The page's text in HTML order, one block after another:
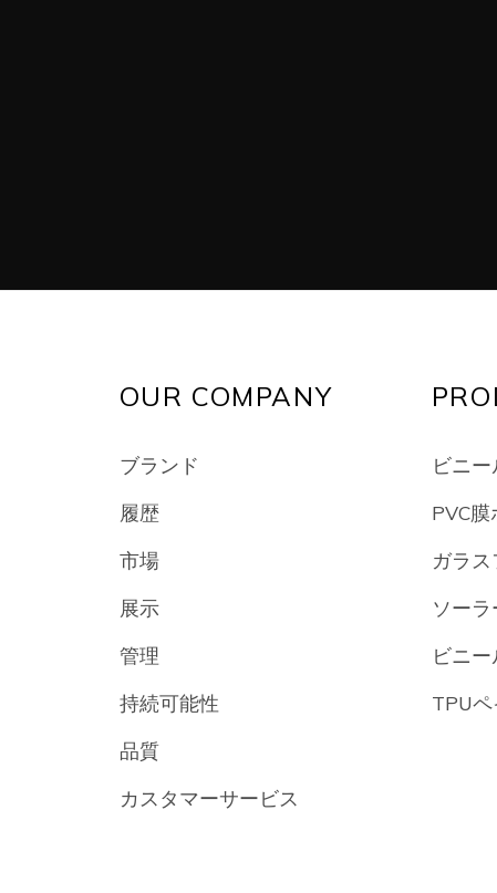
OUR COMPANY
ブランド
履歴
市場
展示
管理
持続可能性
品質
カスタマーサービス
ビニ
PVC
ガラ
ソー
ビニ
TPU